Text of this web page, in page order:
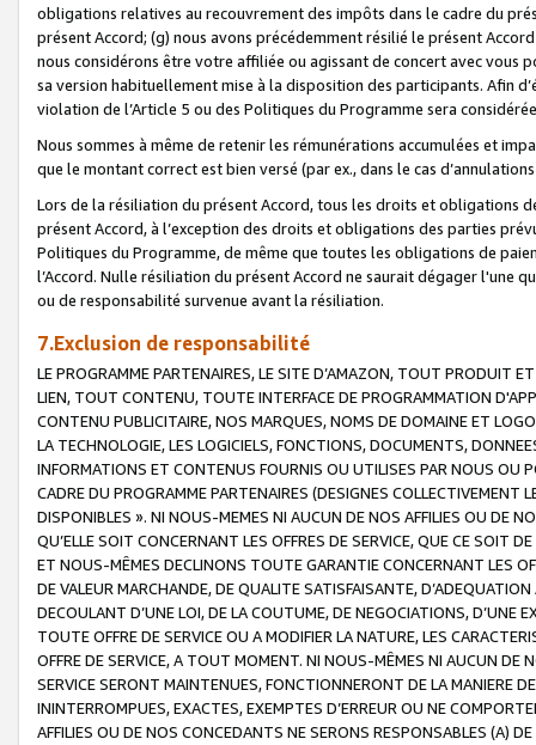
obligations relatives au recouvrement des impôts dans le cadre du
présent Accord; (g) nous avons précédemment résilié le présent
nous considérons être votre affiliée ou agissant de concert avec vous
sa version habituellement mise à la disposition des participants. Afin
violation de l’Article 5 ou des Politiques du Programme sera
Nous sommes à même de retenir les rémunérations accumulées et
que le montant correct est bien versé (par ex., dans le cas
Lors de la résiliation du présent Accord, tous les droits et obligations
présent Accord, à l’exception des droits et obligations des parties
Politiques du Programme, de même que toutes les obligations de
l’Accord. Nulle résiliation du présent Accord ne saurait dégager l'une
ou de responsabilité survenue avant la résiliation.
7.Exclusion de responsabilité
LE PROGRAMME PARTENAIRES, LE SITE D’AMAZON, TOUT PRODUIT
LIEN, TOUT CONTENU, TOUTE INTERFACE DE PROGRAMMATION
CONTENU PUBLICITAIRE, NOS MARQUES, NOMS DE DOMAINE ET
LA TECHNOLOGIE, LES LOGICIELS, FONCTIONS, DOCUMENTS,
INFORMATIONS ET CONTENUS FOURNIS OU UTILISES PAR NOUS OU
CADRE DU PROGRAMME PARTENAIRES (DESIGNES COLLECTIVEMENT
DISPONIBLES ». NI NOUS-MEMES NI AUCUN DE NOS AFFILIES OU DE
QU’ELLE SOIT CONCERNANT LES OFFRES DE SERVICE, QUE CE SOIT
ET NOUS-MÊMES DECLINONS TOUTE GARANTIE CONCERNANT LES
DE VALEUR MARCHANDE, DE QUALITE SATISFAISANTE,
DECOULANT D’UNE LOI, DE LA COUTUME, DE NEGOCIATIONS, D’UNE
TOUTE OFFRE DE SERVICE OU A MODIFIER LA NATURE, LES
OFFRE DE SERVICE, A TOUT MOMENT. NI NOUS-MÊMES NI AUCUN DE
SERVICE SERONT MAINTENUES, FONCTIONNERONT DE LA MANIERE
ININTERROMPUES, EXACTES, EXEMPTES D’ERREUR OU NE
AFFILIES OU DE NOS CONCEDANTS NE SERONS RESPONSABLES (A)